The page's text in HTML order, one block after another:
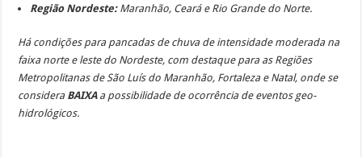
Região Nordeste:Maranhão, Ceará e Rio Grande do Norte.
Há condições para pancadas de chuva de intensidade moderada na
faixa norte e leste do Nordeste, com destaque para as Regiões
Metropolitanas de São Luís do Maranhão, Fortaleza e Natal, onde se
considera BAIXAa possibilidade de ocorrência de eventos geo-
hidrológicos.